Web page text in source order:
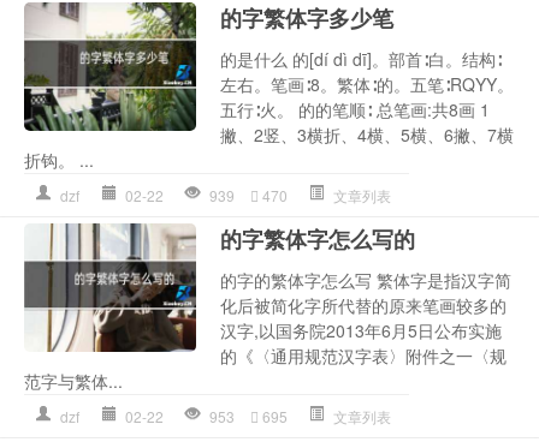
的字繁体字多少笔
的是什么 的[dí dì dī]。部首∶白。结构∶
左右。笔画∶8。繁体∶的。五笔∶RQYY。
五行∶火。 的的笔顺∶ 总笔画:共8画 1
撇、2竖、3横折、4横、5横、6撇、7横
折钩。 ...
dzf 02-22 939 470 文章列表
的字繁体字怎么写的
的字的繁体字怎么写 繁体字是指汉字简
化后被简化字所代替的原来笔画较多的
汉字,以国务院2013年6月5日公布实施
的《〈通用规范汉字表〉附件之一〈规
范字与繁体...
dzf 02-22 953 695 文章列表